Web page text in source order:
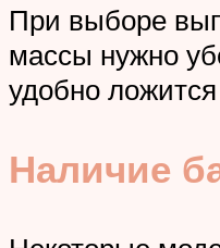
При выборе
массы нужно
удобно
Наличие